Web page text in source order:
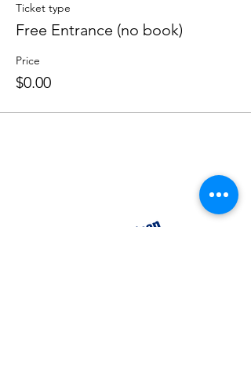
Ticket type
Free Entrance (no book)
Price
$0.00